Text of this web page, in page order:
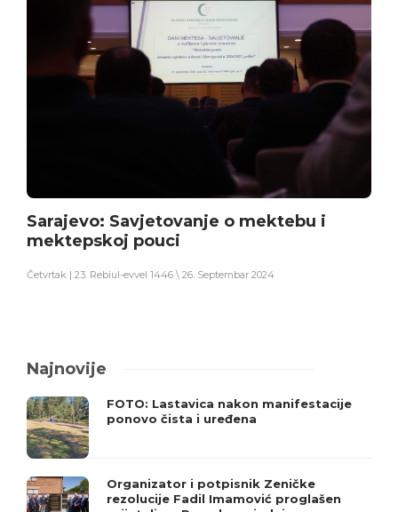
Sarajevo: Savjetovanje o mektebu i
mektepskoj pouci
Četvrtak | 23. Rebiul-evvel 1446 \ 26. Septembar 2024
Najnovije
FOTO: Lastavica nakon manifestacije
ponovo čista i uređena
Organizator i potpisnik Zeničke
rezolucije Fadil Imamović proglašen